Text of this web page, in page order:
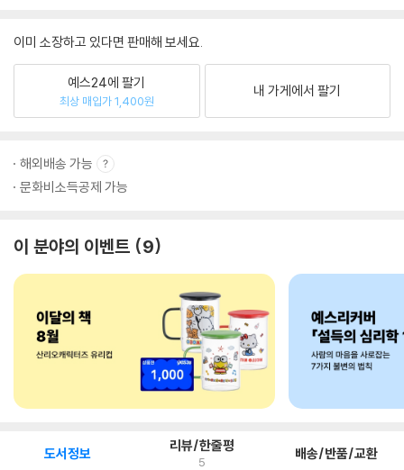
이미 소장하고 있다면 판매해 보세요.
예스24에 팔기
최상 매입가 1,400원
내 가게에서 팔기
해외배송 가능
문화비소득공제 가능
이 분야의 이벤트 9
도서정보 리뷰/한줄평
5 배송/반품/교환